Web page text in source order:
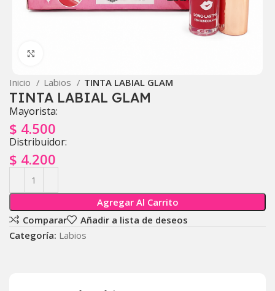
Inicio Labios TINTA LABIAL GLAM
TINTA LABIAL GLAM
Mayorista:
$ 4.500
Distribuidor:
$ 4.200
Agregar Al Carrito
Comparar
Añadir a lista de deseos
Categoría: Labios